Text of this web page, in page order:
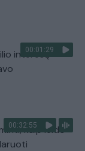
00:01:29
interesų
00:32:55kaip leido